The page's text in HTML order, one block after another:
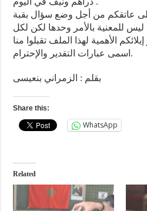
عاتقكم من أجل وضع سؤال بقبة
ليس للمعنية بالأمر وحدها لكن لكل
الأهمية لهذا الملف تقبلوا منا
اسمى عبارات التقدير والإحترام.
Share this:
WhatsApp
Related